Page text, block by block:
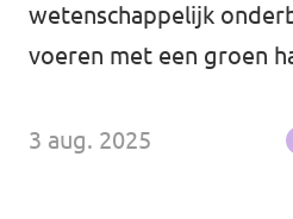
Doneer
Homepage
wetenschappelijk
voeren met een groen
3 aug. 2025